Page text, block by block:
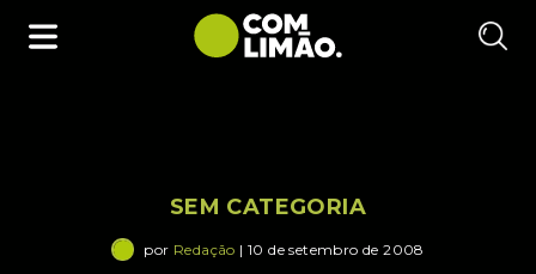
SEM CATEGORIA
por Redação | 10 de setembro de 2008